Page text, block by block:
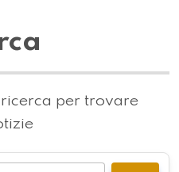
per trovare